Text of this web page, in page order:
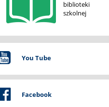
biblioteki
szkolnej
You Tube
Facebook